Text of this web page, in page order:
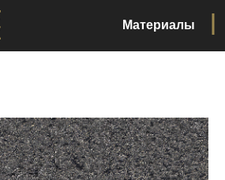
Материалы